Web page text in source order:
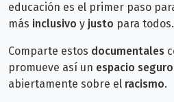
educación es el primer paso
más inclusivo y justo para todos.
Comparte estos documentales
promueve así un espacio
abiertamente sobre el racismo.